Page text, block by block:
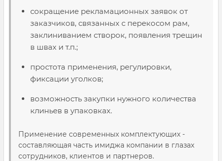
сокращение рекламационных заявок от
заказчиков, связанных с перекосом рам,
заклиниванием створок, появления трещин
в швах и т.п.;
простота применения, регулировки,
фиксации уголков;
возможность закупки нужного количества
клиньев в упаковках.
Применение современных комплектующих -
составляющая часть имиджа компании в глазах
сотрудников, клиентов и партнеров.